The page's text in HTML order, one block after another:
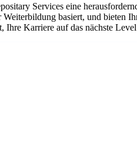
Services eine
basiert, und bieten
Karriere auf das nächste Level